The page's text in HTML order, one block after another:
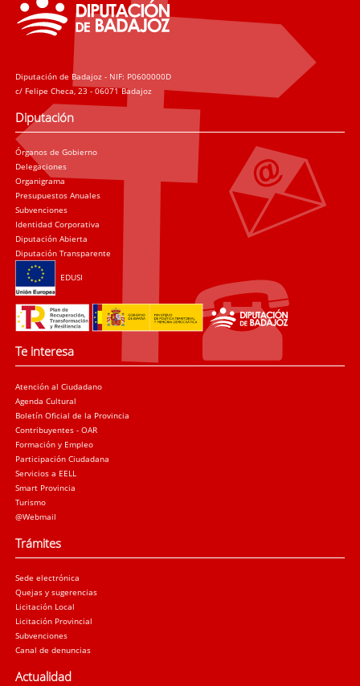
Diputación de Badajoz - NIF: P0600000D
c/ Felipe Checa, 23 - 06071 Badajoz
Diputación
Órganos de Gobierno
Delegaciones
Organigrama
Presupuestos Anuales
Subvenciones
Identidad Corporativa
Diputación Abierta
Diputación Transparente
EDUSI
Te interesa
Atención al Ciudadano
Agenda Cultural
Boletín Oficial de la Provincia
Contribuyentes - OAR
Formación y Empleo
Participación Ciudadana
Servicios a EELL
Smart Provincia
Turismo
@Webmail
Trámites
Sede electrónica
Quejas y sugerencias
Licitación Local
Licitación Provincial
Subvenciones
Canal de denuncias
Actualidad